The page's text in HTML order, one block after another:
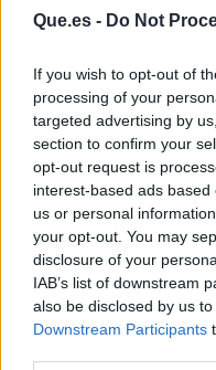
Que.es - Do Not
If you wish to opt-out of
processing of your
targeted advertising by
section to confirm your
opt-out request is
interest-based ads
us or personal
your opt-out. You may
disclosure of your
IAB’s list of downstream
also be disclosed by us
Downstream Participants